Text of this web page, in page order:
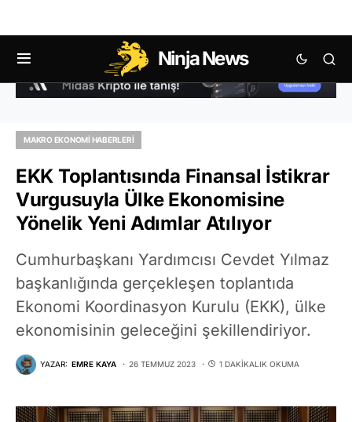
Ninja News
MAKRO EKONOMI HABERLERI
EKK Toplantısında Finansal İstikrar
Vurgusuyla Ülke Ekonomisine
Yönelik Yeni Adımlar Atılıyor
Cumhurbaşkanı Yardımcısı Cevdet Yılmaz
başkanlığında gerçekleşen toplantıda
Ekonomi Koordinasyon Kurulu (EKK), ülke
ekonomisinin geleceğini şekillendiriyor.
YAZAR: EMRE KAYA 26 TEMMUZ 2023 1 DAKIKALIK OKUMA